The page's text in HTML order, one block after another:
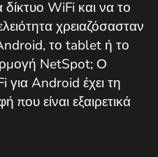
WiFi και να το
χρειαζόσασταν
το tablet ή το
NetSpot; Ο
για Android έχει τη
που είναι εξαιρετικά